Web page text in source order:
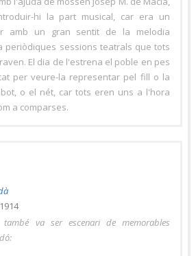
hi la part musical, car era un
amb un gran sentit de la melodia
periòdiques sessions teatrals que tots
El dia de l'estrena el poble en pes
per veure-la representar pel fill o la
o el nét, car tots eren uns a l'hora
a comparses.
també va ser escenari de memorables